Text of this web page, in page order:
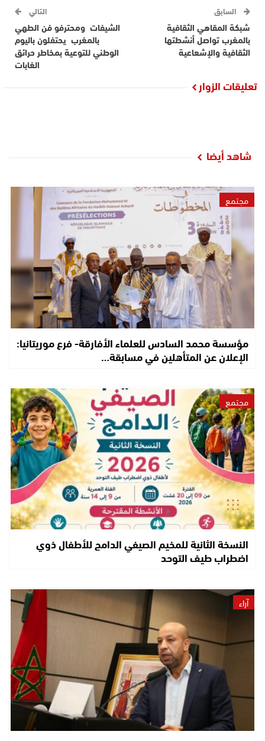
السابق
شبكة المقاهي الثقافية
بالمغرب تواصل أنشطتها
الثقافية والإشعاعية
التالي
الشيفات ومحترفو فن الطهي
بالمغرب يحتفلون باليوم
الوطني للتوعية بمخاطر حرائق
الغابات
تعليقات الزوار
شاهد أيضا
مجتمع
مؤسسة محمد السادس للعلماء الأفارقة- فرع موريتانيا:
الإعلان عن المتأهلين في مسابقة…
مجتمع
النسخة الثانية للمخيم الصيفي الدامج للأطفال ذوي
اضطراب طيف التوحد
آراء